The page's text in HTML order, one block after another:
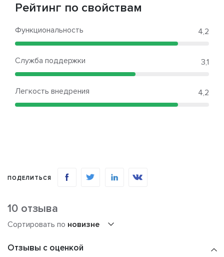
Рейтинг по свойствам
Функциональность 4,2
Служба поддержки 3,1
Легкость внедрения 4,2
ПОДЕЛИТЬСЯ
10 отзыва
Сортировать по новизне
Отзывы с оценкой